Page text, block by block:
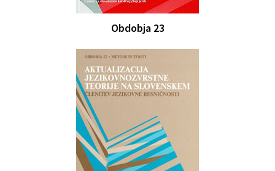
Obdobja 23